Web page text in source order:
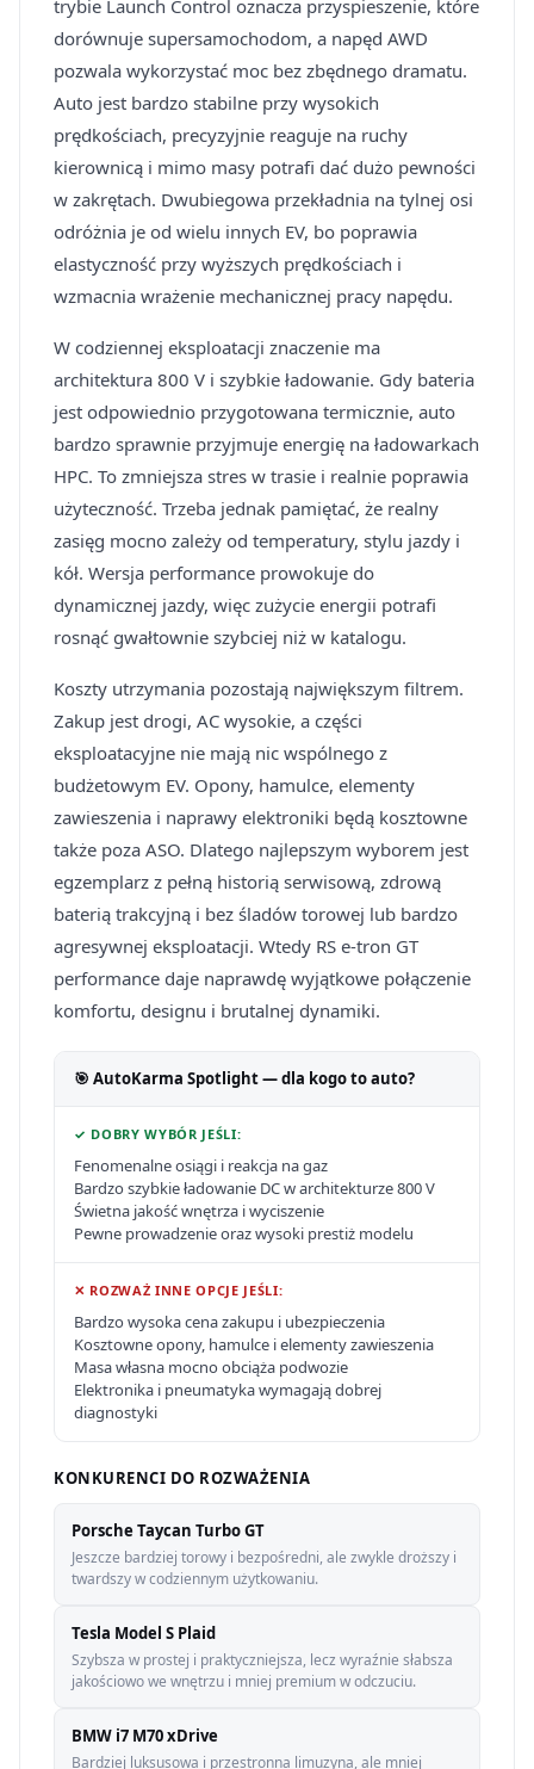
trybie Launch Control oznacza przyspieszenie, które
dorównuje supersamochodom, a napęd AWD
pozwala wykorzystać moc bez zbędnego dramatu.
Auto jest bardzo stabilne przy wysokich
prędkościach, precyzyjnie reaguje na ruchy
kierownicą i mimo masy potrafi dać dużo pewności
w zakrętach. Dwubiegowa przekładnia na tylnej osi
odróżnia je od wielu innych EV, bo poprawia
elastyczność przy wyższych prędkościach i
wzmacnia wrażenie mechanicznej pracy napędu.
W codziennej eksploatacji znaczenie ma
architektura 800 V i szybkie ładowanie. Gdy bateria
jest odpowiednio przygotowana termicznie, auto
bardzo sprawnie przyjmuje energię na ładowarkach
HPC. To zmniejsza stres w trasie i realnie poprawia
użyteczność. Trzeba jednak pamiętać, że realny
zasięg mocno zależy od temperatury, stylu jazdy i
kół. Wersja performance prowokuje do
dynamicznej jazdy, więc zużycie energii potrafi
rosnąć gwałtownie szybciej niż w katalogu.
Koszty utrzymania pozostają największym filtrem.
Zakup jest drogi, AC wysokie, a części
eksploatacyjne nie mają nic wspólnego z
budżetowym EV. Opony, hamulce, elementy
zawieszenia i naprawy elektroniki będą kosztowne
także poza ASO. Dlatego najlepszym wyborem jest
egzemplarz z pełną historią serwisową, zdrową
baterią trakcyjną i bez śladów torowej lub bardzo
agresywnej eksploatacji. Wtedy RS e-tron GT
performance daje naprawdę wyjątkowe połączenie
komfortu, designu i brutalnej dynamiki.
🎯 AutoKarma Spotlight — dla kogo to auto?
✓ DOBRY WYBÓR JEŚLI:
Fenomenalne osiągi i reakcja na gaz
Bardzo szybkie ładowanie DC w architekturze 800 V
Świetna jakość wnętrza i wyciszenie
Pewne prowadzenie oraz wysoki prestiż modelu
✕ ROZWAŻ INNE OPCJE JEŚLI:
Bardzo wysoka cena zakupu i ubezpieczenia
Kosztowne opony, hamulce i elementy zawieszenia
Masa własna mocno obciąża podwozie
Elektronika i pneumatyka wymagają dobrej
diagnostyki
KONKURENCI DO ROZWAŻENIA
Porsche Taycan Turbo GT
Jeszcze bardziej torowy i bezpośredni, ale zwykle droższy i
twardszy w codziennym użytkowaniu.
Tesla Model S Plaid
Szybsza w prostej i praktyczniejsza, lecz wyraźnie słabsza
jakościowo we wnętrzu i mniej premium w odczuciu.
BMW i7 M70 xDrive
Bardziej luksusowa i przestronna limuzyna, ale mniej